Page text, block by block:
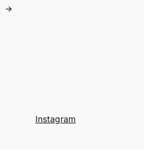
→
Instagram